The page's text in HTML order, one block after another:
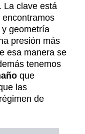
La clave está
y geometría
presión más
esa manera se
tenemos
que
las
de